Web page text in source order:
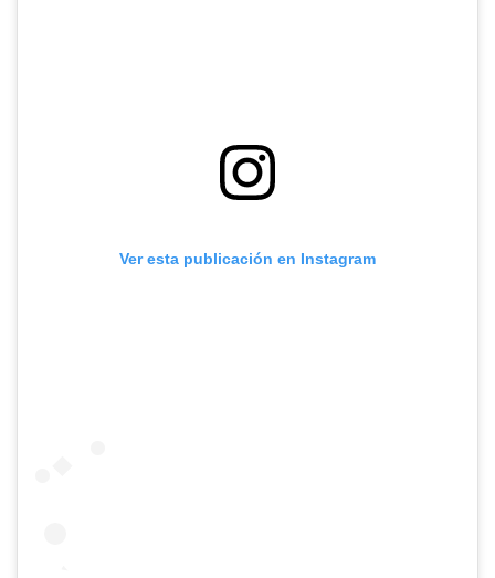
Ver esta publicación en Instagram